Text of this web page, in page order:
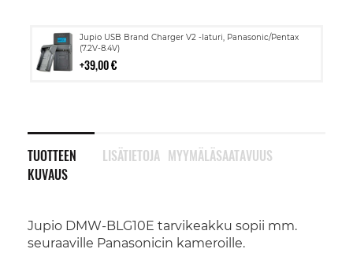
Jupio USB Brand Charger V2 -laturi, Panasonic/Pentax
(7.2V-8.4V)
39,00 €
Lisää
ostoskoriin
TUOTTEEN
KUVAUS
Jupio DMW-BLG10E tarvikeakku sopii mm.
seuraaville Panasonicin kameroille.
LISÄTIETOJA MYYMÄLÄSAATAVUUS